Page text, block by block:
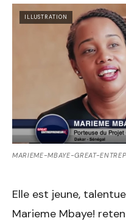
ILLUSTRATION
MARIEME-MBAYE-GREAT-
Elle est jeune,
Marieme Mbaye!